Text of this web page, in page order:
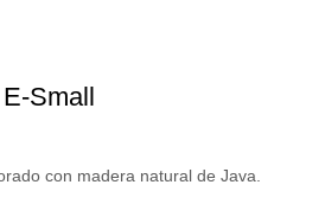
Small
con madera natural de Java.